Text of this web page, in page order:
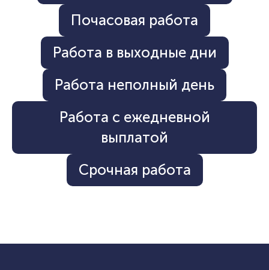
Почасовая работа
Работа в выходные дни
Работа неполный день
Работа с ежедневной
выплатой
Срочная работа